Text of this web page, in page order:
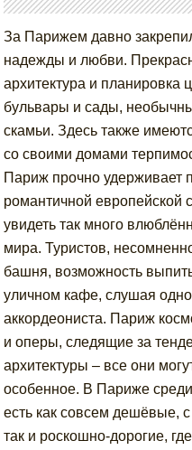
За Парижем давно
надежды и любви.
архитектура и планировка
бульвары и сады,
скамьи. Здесь также
со своими домами
Париж прочно удерживает
романтичной европейской
увидеть так много
мира. Туристов,
башня, возможность
уличном кафе, слушая
аккордеониста. Париж
и оперы, следящие за
архитектуры – все они
особенное. В Париже среди
есть как совсем дешёвые,
так и роскошно-дорогие,